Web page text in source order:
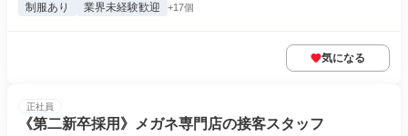
制服あり 業界未経験歓迎 +17個
気になる
正社員
《第二新卒採用》メガネ専門店の接客スタッフ